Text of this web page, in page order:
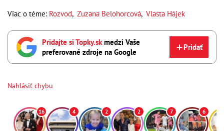
Viac o téme: Rozvod, Zuzana Belohorcová, Vlasta Hájek
Pridajte si Topky.skmedzi Vaše
preferované zdroje na Google
Pridať
Nahlásiť chybu
16 4 2 2 7 6